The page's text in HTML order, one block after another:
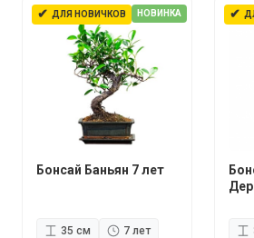
✔ ДЛЯ НОВИЧКОВ НОВИНКА
Бонсай Баньян 7 лет
35 см
7 лет
✔